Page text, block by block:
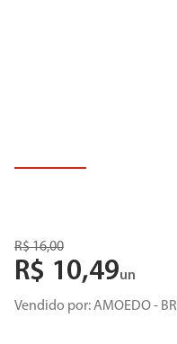
R$16,00
R$ 10,49un
Vendido por:AMOEDO - BR